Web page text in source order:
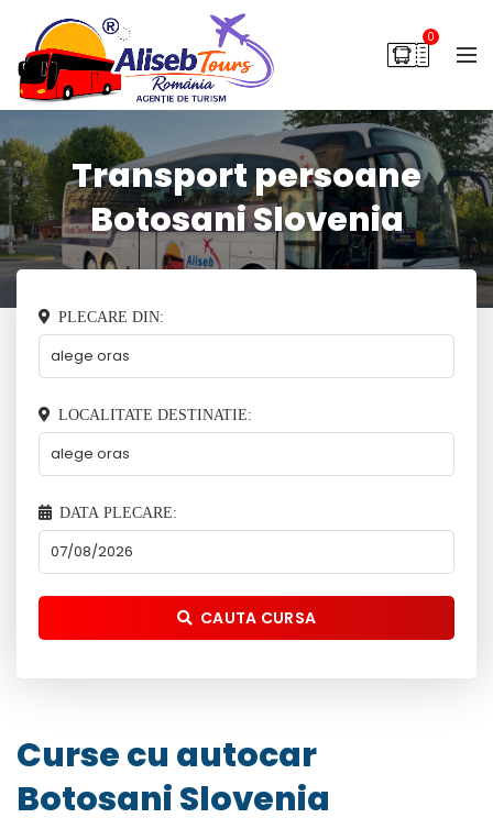
0
Transport persoane
Botosani Slovenia
PLECARE DIN:
LOCALITATE DESTINATIE:
DATA PLECARE:
CAUTA CURSA
Curse cu autocar
Botosani Slovenia